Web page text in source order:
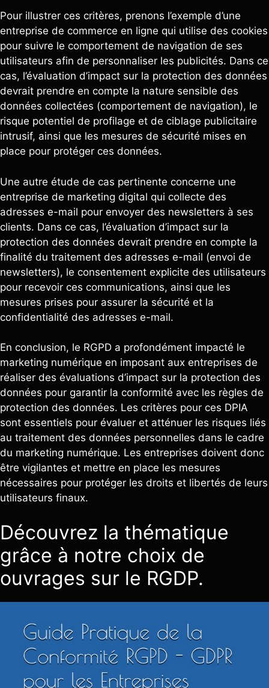
Pour illustrer ces critères, prenons l’exemple d’une
entreprise de commerce en ligne qui utilise des cookies
pour suivre le comportement de navigation de ses
utilisateurs afin de personnaliser les publicités. Dans ce
cas, l’évaluation d’impact sur la protection des données
devrait prendre en compte la nature sensible des
données collectées (comportement de navigation), le
risque potentiel de profilage et de ciblage publicitaire
intrusif, ainsi que les mesures de sécurité mises en
place pour protéger ces données.
Une autre étude de cas pertinente concerne une
entreprise de marketing digital qui collecte des
adresses e-mail pour envoyer des newsletters à ses
clients. Dans ce cas, l’évaluation d’impact sur la
protection des données devrait prendre en compte la
finalité du traitement des adresses e-mail (envoi de
newsletters), le consentement explicite des utilisateurs
pour recevoir ces communications, ainsi que les
mesures prises pour assurer la sécurité et la
confidentialité des adresses e-mail.
En conclusion, le RGPD a profondément impacté le
marketing numérique en imposant aux entreprises de
réaliser des évaluations d’impact sur la protection des
données pour garantir la conformité avec les règles de
protection des données. Les critères pour ces DPIA
sont essentiels pour évaluer et atténuer les risques liés
au traitement des données personnelles dans le cadre
du marketing numérique. Les entreprises doivent donc
être vigilantes et mettre en place les mesures
nécessaires pour protéger les droits et libertés de leurs
utilisateurs finaux.
Découvrez la thématique
grâce à notre choix de
ouvrages sur le RGDP.